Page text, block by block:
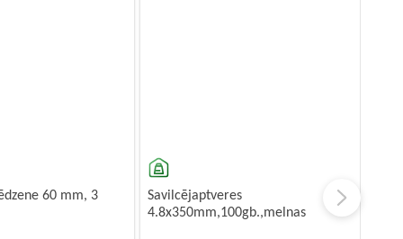
60 mm, 3
Savilcējaptveres
4.8x350mm,100gb.,melnas